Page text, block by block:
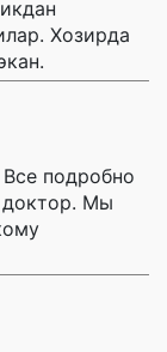
Хозирда
подробно
доктор. Мы